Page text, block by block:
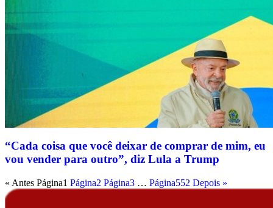
“Cada coisa que você deixar de comprar de mim, eu
vou vender para outro”, diz Lula a Trump
« Antes Página1 Página2 Página3 … Página552 Depois »